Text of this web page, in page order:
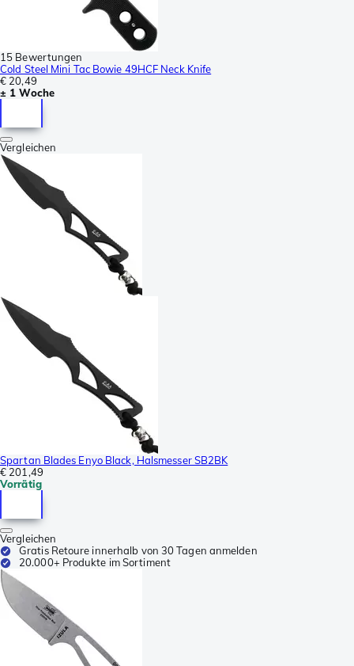
15 Bewertungen
Cold Steel Mini Tac Bowie 49HCF Neck Knife
€ 20,49
± 1 Woche
Vergleichen
Spartan Blades Enyo Black, Halsmesser SB2BK
€ 201,49
Vorrätig
Vergleichen
Gratis Retoure innerhalb von 30 Tagen anmelden
20.000+ Produkte im Sortiment